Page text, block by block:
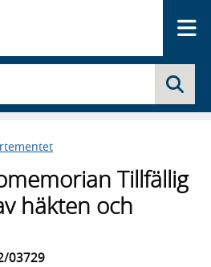
Tillfällig
häkten och
03729